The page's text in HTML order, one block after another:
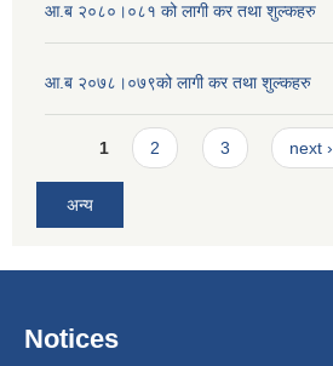
आ.ब २०८०।०८१ को लागी कर तथा शुल्कहरु
आ.ब २०७८।०७९को लागी कर तथा शुल्कहरु
Pages
1 2 3 next ›
अन्य
Notices